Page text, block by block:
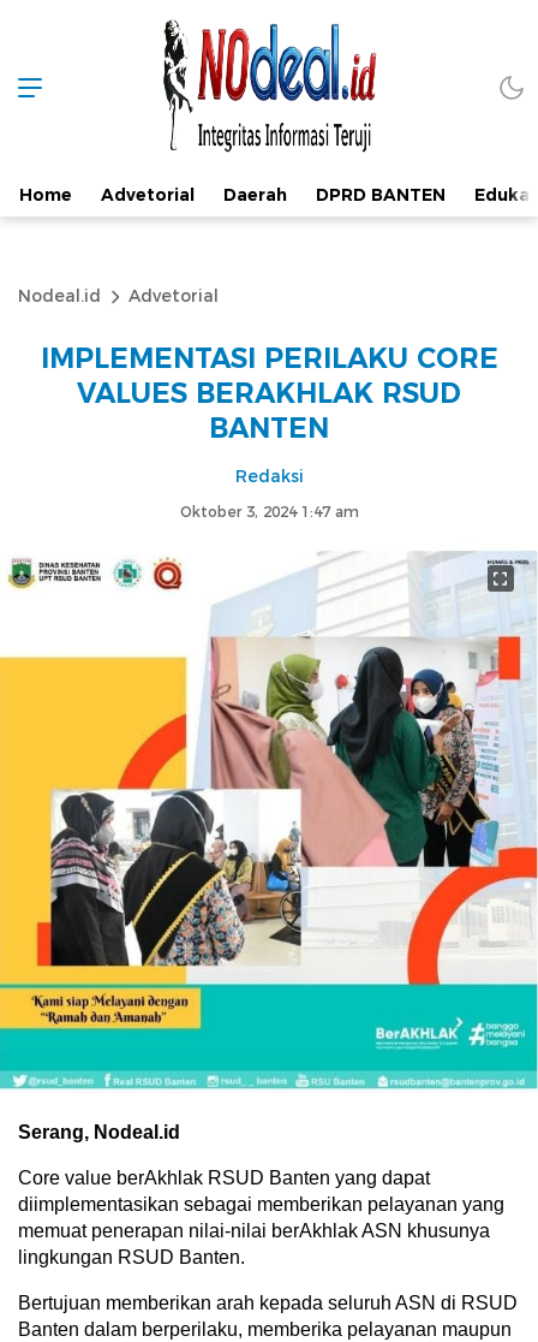
Home Advetorial Daerah DPRD BANTEN
Nodeal.id Advetorial
IMPLEMENTASI PERILAKU CORE
VALUES BERAKHLAK RSUD
BANTEN
Redaksi
Oktober 3, 2024 1:47 am
Serang, Nodeal.id
Core value berAkhlak RSUD Banten yang dapat
diimplementasikan sebagai memberikan pelayanan yang
memuat penerapan nilai-nilai berAkhlak ASN khusunya
lingkungan RSUD Banten.
Bertujuan memberikan arah kepada seluruh ASN di RSUD
Banten dalam berperilaku, memberika pelayanan maupun